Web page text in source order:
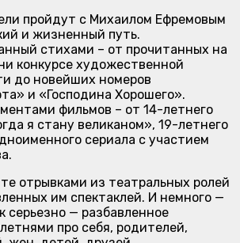
пройдут с Михаилом Ефремовым
и жизненный путь.
стихами – от прочитанных на
конкурсе художественной
до новейших номеров
и «Господина Хорошего».
фильмов – от 14-летнего
я стану великаном», 19-летнего
сериала с участием
отрывками из театральных ролей
им спектаклей. И немного —
серьезно — разбавленное
про себя, родителей,